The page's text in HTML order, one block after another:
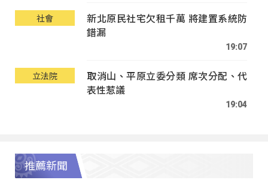
社會
新北原民社宅欠租千萬 將建置系統防
錯漏
19:07
立法院
取消山、平原立委分類 席次分配、代
表性惹議
19:04
推薦新聞